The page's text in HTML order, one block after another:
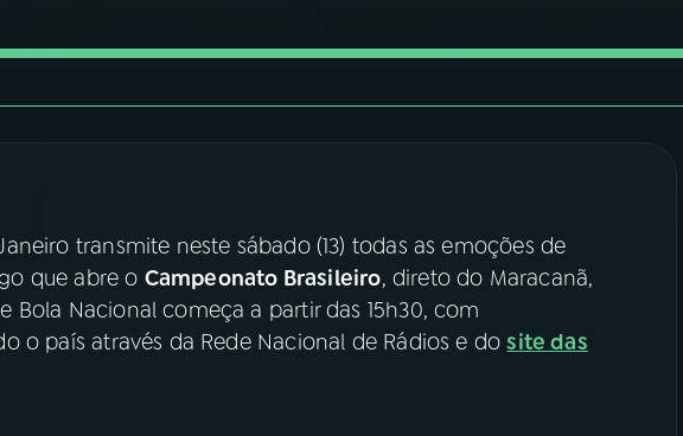
transmite neste sábado (13) todas as emoções de
que abre o Campeonato Brasileiro, direto do Maracanã,
Bola Nacional começa a partir das 15h30, com
o país através da Rede Nacional de Rádios e dosite das